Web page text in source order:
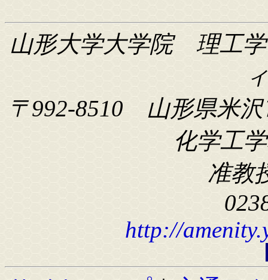
山形大学大学院 理工
〒992-8510 山形県米沢
化学工
准教
http://